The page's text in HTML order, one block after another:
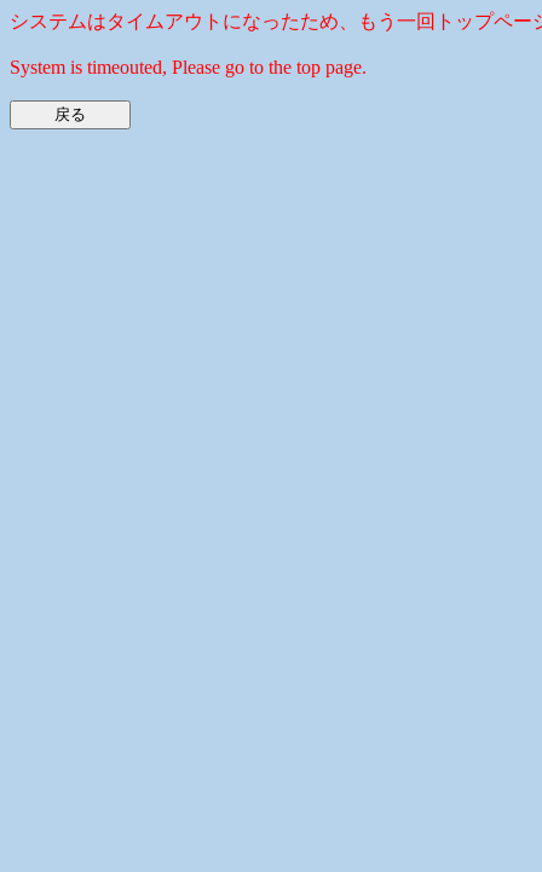
システムはタイムアウトになったため、もう一回トップペー
System is timeouted, Please go to the top page.